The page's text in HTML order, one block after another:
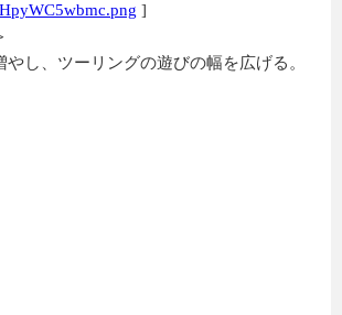
]
し、ツーリングの遊びの幅を広げる。